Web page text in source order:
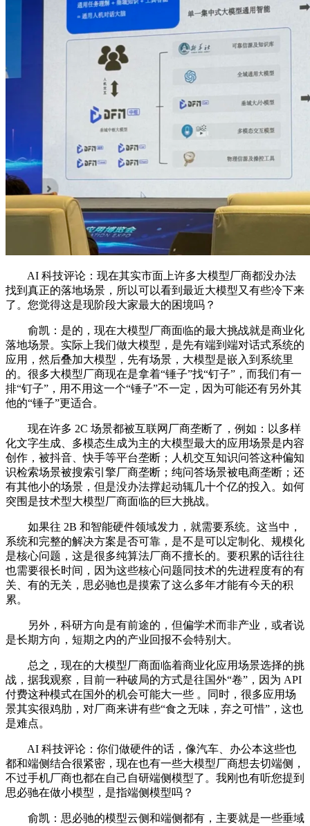
AI 科技评论：现在其实市面上许多大模型厂商都没办法
找到真正的落地场景，所以可以看到最近大模型又有些冷下来
了。您觉得这是现阶段大家最大的困境吗？
俞凯：是的，现在大模型厂商面临的最大挑战就是商业化
落地场景。实际上我们做大模型，是先有端到端对话式系统的
应用，然后叠加大模型，先有场景，大模型是嵌入到系统里
的。很多大模型厂商现在是拿着“锤子”找“钉子”，而我们有一
排“钉子”，用不用这一个“锤子”不一定，因为可能还有另外其
他的“锤子”更适合。
现在许多 2C 场景都被互联网厂商垄断了，例如：以多样
化文字生成、多模态生成为主的大模型最大的应用场景是内容
创作，被抖音、快手等平台垄断；人机交互知识问答这种偏知
识检索场景被搜索引擎厂商垄断；纯问答场景被电商垄断；还
有其他小的场景，但是没办法撑起动辄几十个亿的投入。如何
突围是技术型大模型厂商面临的巨大挑战。
如果往 2B 和智能硬件领域发力，就需要系统。这当中，
系统和完整的解决方案是否可靠，是不是可以定制化、规模化
是核心问题，这是很多纯算法厂商不擅长的。要积累的话往往
也需要很长时间，因为这些核心问题同技术的先进程度有的有
关、有的无关，思必驰也是摸索了这么多年才能有今天的积
累。
另外，科研方向是有前途的，但偏学术而非产业，或者说
是长期方向，短期之内的产业回报不会特别大。
总之，现在的大模型厂商面临着商业化应用场景选择的挑
战，据我观察，目前一种破局的方式是往国外“卷”，因为 API
付费这种模式在国外的机会可能大一些 。同时，很多应用场
景其实很鸡肋，对厂商来讲有些“食之无味，弃之可惜”，这也
是难点。
AI 科技评论：你们做硬件的话，像汽车、办公本这些也
都和端侧结合很紧密，现在也有一些大模型厂商想去切端侧，
不过手机厂商也都在自己自研端侧模型了。我刚也有听您提到
思必驰在做小模型，是指端侧模型吗？
俞凯：思必驰的模型云侧和端侧都有，主要就是一些垂域